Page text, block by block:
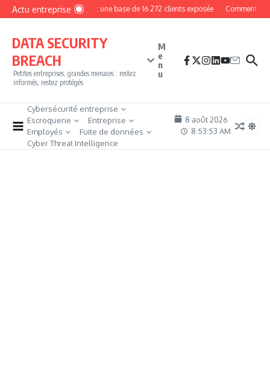
Aller au contenu
Actu entrepriseMyPhoto : une base de 16 272 clients exposée Comment
DATA SECURITY
BREACH
Petites entreprises, grandes menaces : restez
informés, restez protégés
M
e
n
u
Cybersécurité entreprise
Escroquerie
Entreprise
Employés
Fuite de données
Cyber Threat Intelligence
8 août 2026
8:53:54 AM